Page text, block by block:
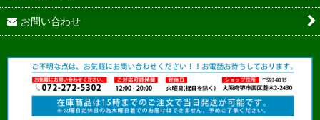
お問い合わせ